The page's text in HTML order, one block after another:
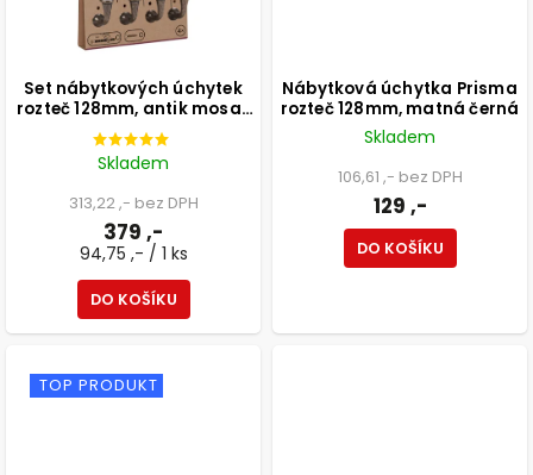
Set nábytkových úchytek
rozteč 128mm, antik mosaz
a bílý porcelán, 4 ks
Skladem
313,22 ,- bez DPH
379 ,-
94,75 ,- / 1 ks
DO KOŠÍKU
Nábytková úchytka Prisma
rozteč 128mm, matná černá
Skladem
106,61 ,- bez DPH
129 ,-
DO KOŠÍKU
TOP PRODUKT